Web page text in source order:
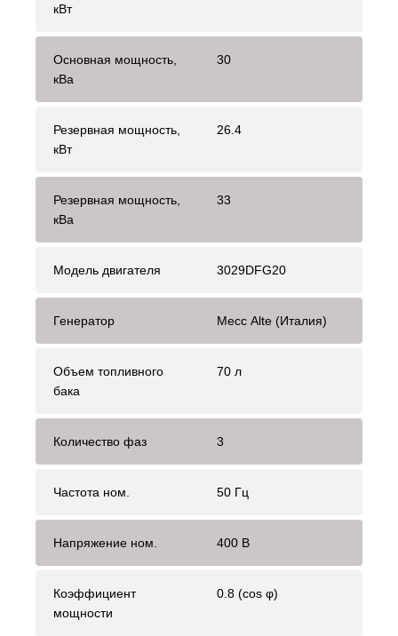
кВт
Основная мощность,
кВа
30
Резервная мощность,
кВт
26.4
Резервная мощность,
кВа
33
Модель двигателя 3029DFG20
Генератор Mecc Alte (Италия)
Объем топливного
бака
70 л
Количество фаз 3
Частота ном. 50 Гц
Напряжение ном. 400 В
Коэффициент
мощности
0.8 (cos φ)